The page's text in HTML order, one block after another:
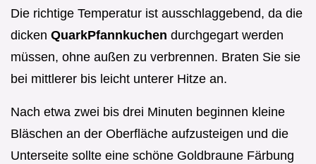
Die richtige Temperatur ist ausschlaggebend, da die
dicken QuarkPfannkuchen durchgegart werden
müssen, ohne außen zu verbrennen. Braten Sie sie
bei mittlerer bis leicht unterer Hitze an.
Nach etwa zwei bis drei Minuten beginnen kleine
Bläschen an der Oberfläche aufzusteigen und die
Unterseite sollte eine schöne Goldbraune Färbung